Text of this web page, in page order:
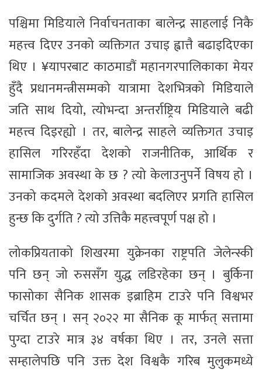
पश्चिमा मिडियाले निर्वाचनताका बालेन्द्र साहलाई निकै
महत्त्व दिएर उनको व्यक्तिगत उचाइ ह्वात्तै बढाइदिएका
थिए । ¥यापरबाट काठमाडौं महानगरपालिकाका मेयर
हुँदै प्रधानमन्त्रीसम्मको यात्रामा देशभित्रको मिडियाले
जति साथ दियो, त्योभन्दा अन्तर्राष्ट्रिय मिडियाले बढी
महत्त्व दिइरह्यो । तर, बालेन्द्र साहले व्यक्तिगत उचाइ
हासिल गरिरहँदा देशको राजनीतिक, आर्थिक र
सामाजिक अवस्था के छ ? त्यो केलाउनुपर्ने विषय हो ।
उनको कदमले देशको अवस्था बदलिएर प्रगति हासिल
हुन्छ कि दुर्गति ? त्यो उत्तिकै महत्त्वपूर्ण पक्ष हो ।
लोकप्रियताको शिखरमा युक्रेनका राष्ट्रपति जेलेन्स्की
पनि छन् जो रुससँग युद्ध लडिरहेका छन् । बुर्किना
फासोका सैनिक शासक इब्राहिम टाउरे पनि विश्वभर
चर्चित छन् । सन् २०२२ मा सैनिक कू मार्फत् सत्तामा
पुग्दा टाउरे मात्र ३४ वर्षका थिए । तर, उनले सत्ता
सम्हालेपछि पनि उक्त देश विश्वकै गरिब मुलुकमध्ये